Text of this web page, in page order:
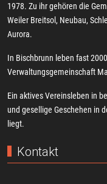
1978. Zu ihr gehören die
Weiler Breitsol, Neubau,
Aurora.
In Bischbrunn leben fast
Verwaltungsgemeinschaft
Ein aktives Vereinsleben in
und gesellige Geschehen in
liegt.
Kontakt